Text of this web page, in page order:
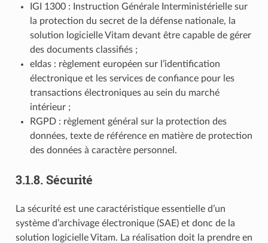
IGI 1300 : Instruction Générale Interministérielle sur
la protection du secret de la défense nationale, la
solution logicielle Vitam devant être capable de gérer
des documents classifiés ;
eIdas : règlement européen sur l’identification
électronique et les services de confiance pour les
transactions électroniques au sein du marché
intérieur ;
RGPD : règlement général sur la protection des
données, texte de référence en matière de protection
des données à caractère personnel.
3.1.8. Sécurité
La sécurité est une caractéristique essentielle d’un
système d’archivage électronique (SAE) et donc de la
solution logicielle Vitam. La réalisation doit la prendre en